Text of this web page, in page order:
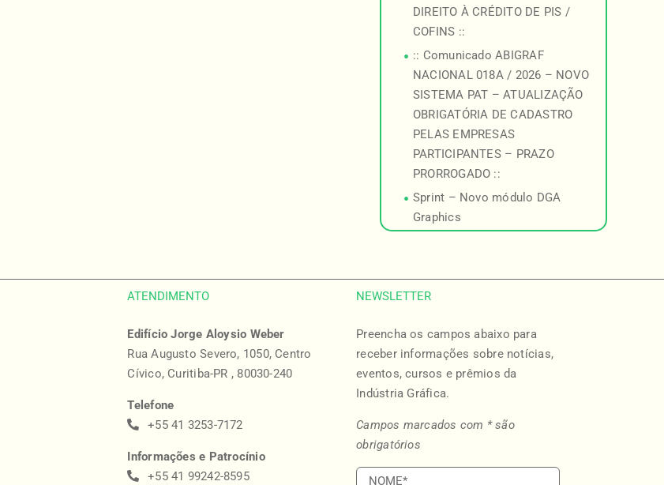
DIREITO À CRÉDITO DE PIS /
COFINS ::
:: Comunicado ABIGRAF
NACIONAL 018A / 2026 – NOVO
SISTEMA PAT – ATUALIZAÇÃO
OBRIGATÓRIA DE CADASTRO
PELAS EMPRESAS
PARTICIPANTES – PRAZO
PRORROGADO ::
Sprint – Novo módulo DGA
Graphics
ATENDIMENTO
Edifício Jorge Aloysio Weber
Rua Augusto Severo, 1050, Centro
Cívico, Curitiba-PR , 80030-240
Telefone
+55 41 3253-7172
Informações e Patrocínio
+55 41 99242-8595
NEWSLETTER
Preencha os campos abaixo para
receber informações sobre notícias,
eventos, cursos e prêmios da
Indústria Gráfica.
Campos marcados com * são
obrigatórios